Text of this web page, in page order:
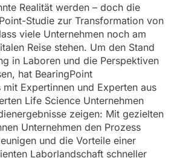
Realität werden – doch die
Studie zur Transformation von
viele Unternehmen noch am
Reise stehen. Um den Stand
in Laboren und die Perspektiven
hat BearingPoint
Expertinnen und Experten aus
Life Science Unternehmen
zeigen: Mit gezielten
Unternehmen den Prozess
und die Vorteile einer
Laborlandschaft schneller